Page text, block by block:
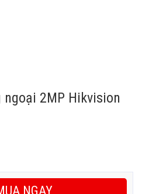
ngoại 2MP Hikvision
NGAY